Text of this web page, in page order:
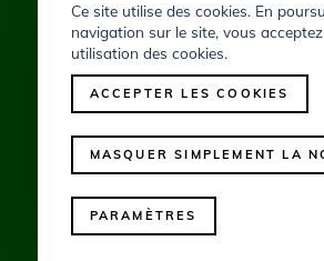
PROTECTION DES
La vente d’alcool est interdite aux
Ce site utilise des cookies. En
navigation sur le site, vous
utilisation des cookies.
ACCEPTER LES COOKIES
MASQUER SIMPLEMENT LA
PARAMÈTRES